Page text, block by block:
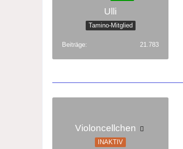
Ulli
Tamino-Mitglied
Beiträge 21.783
Violoncellchen
INAKTIV